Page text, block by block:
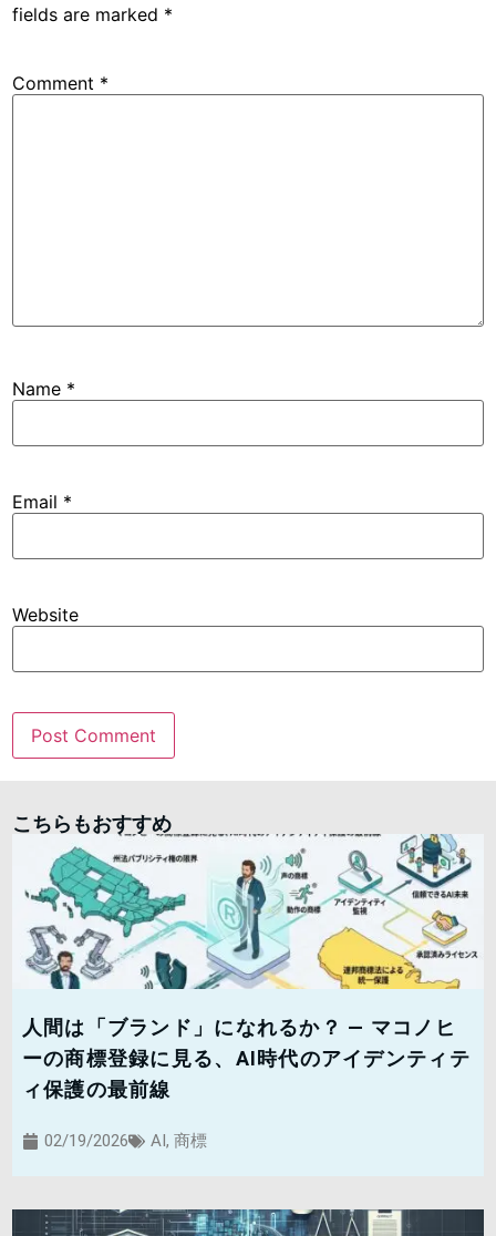
fields are marked *
Comment *
Name *
Email *
Website
こちらもおすすめ
人間は「ブランド」になれるか？ — マコノヒ
ーの商標登録に見る、AI時代のアイデンティテ
ィ保護の最前線
02/19/2026 AI, 商標